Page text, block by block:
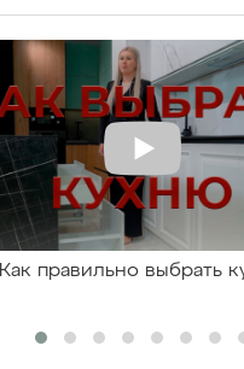
Как правильно выбрать